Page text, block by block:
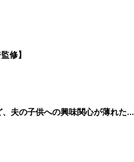
修】
夫の子供への興味関心が薄れた気